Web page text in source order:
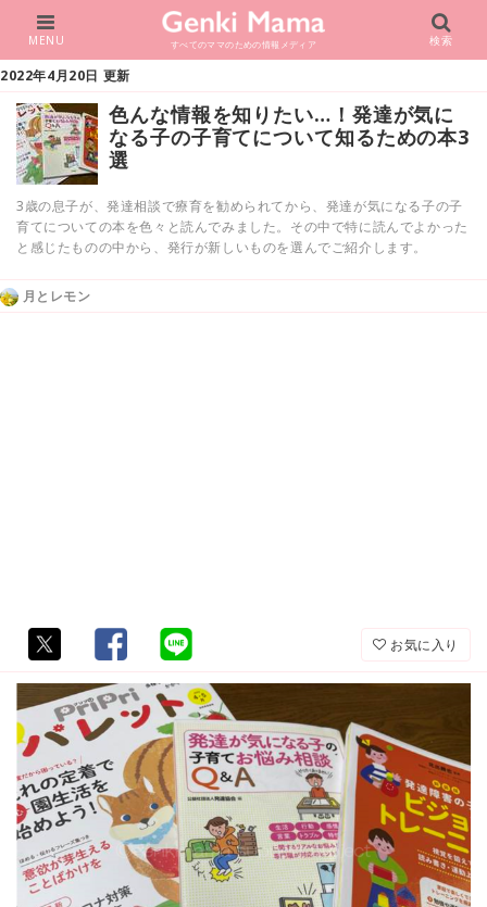
すべてのママのための情報メディア
MENU 検索
2022年4月20日 更新
色んな情報を知りたい…！発達が気に
なる子の子育てについて知るための本3
選
3歳の息子が、発達相談で療育を勧められてから、発達が気になる子の子
育てについての本を色々と読んでみました。その中で特に読んでよかった
と感じたものの中から、発行が新しいものを選んでご紹介します。
月とレモン
お気に入り